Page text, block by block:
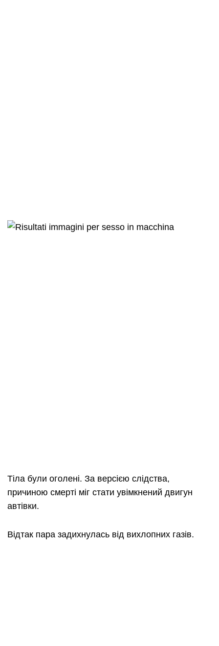
Тіла були оголені. За версією слідства,
причиною смерті міг стати увімкнений двигун
автівки.
Відтак пара задихнулась від вихлопних газів.